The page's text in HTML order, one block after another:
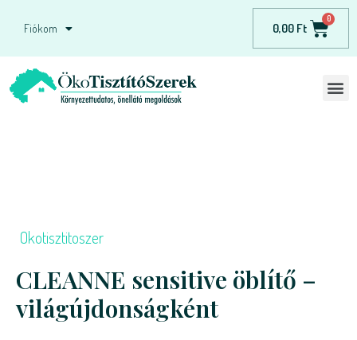
Fiókom 0,00 Ft
Okotisztitoszer
CLEANNE sensitive öblítő –
világújdonságként